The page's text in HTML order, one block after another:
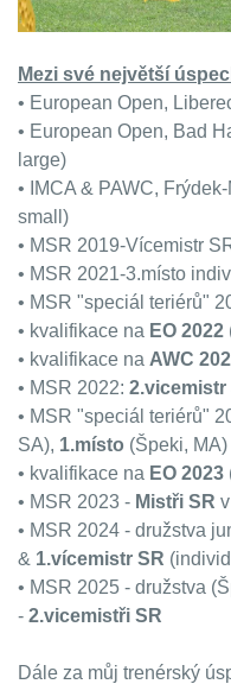
Mezi své největší
• European Open,
• European Open, Bad
large)
• IMCA & PAWC,
small)
• MSR 2019-Vícemistr
• MSR 2021-3.místo
• MSR "speciál teriérů"
• kvalifikace na EO 2022
• kvalifikace na AWC
• MSR 2022: 2.vicemistr
• MSR "speciál teriérů"
SA), 1.místo (Špeki, MA)
• kvalifikace na EO 2023
• MSR 2023 - Mistři SR
• MSR 2024 - družstva
& 1.vícemistr SR
• MSR 2025 - družstva
- 2.vicemistři SR
Dále za můj trenérský